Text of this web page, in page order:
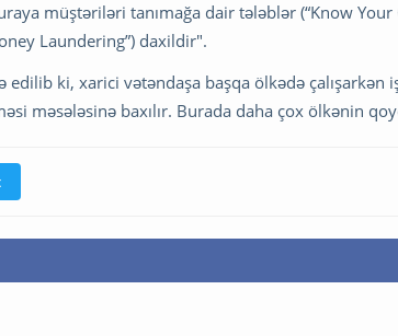
müştəriləri tanımağa dair tələblər (“Know Your
Laundering”) daxildir".
edilib ki, xarici vətəndaşa başqa ölkədə çalışarkən
məsələsinə baxılır. Burada daha çox ölkənin